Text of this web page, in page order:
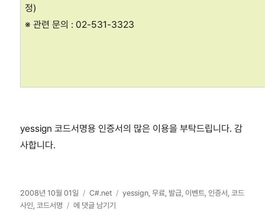
정)
※ 관련 문의 : 02-531-3323
yessign 코드서명용 인증서의 많은 이용을 부탁드립니다. 감
사합니다.
작
성
2008년 10월 01일
카
테
C#.net
태
yessign,무료, 발급, 이벤트,인증서 ,코드
사인,코드서명
yessign
에 댓글 남기기